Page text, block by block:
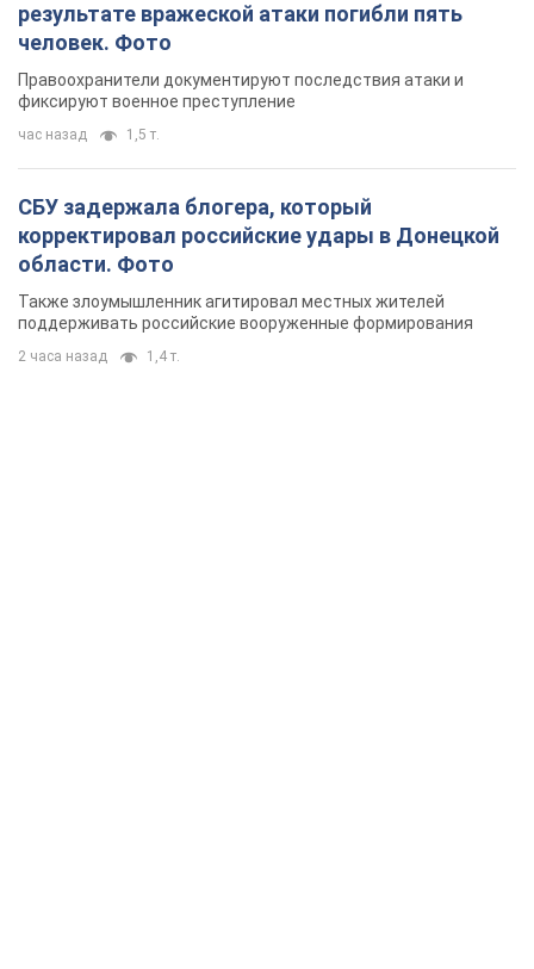
результате вражеской атаки погибли пять
человек. Фото
Правоохранители документируют последствия атаки и
фиксируют военное преступление
час назад 1,5 т.
СБУ задержала блогера, который
корректировал российские удары в Донецкой
области. Фото
Также злоумышленник агитировал местных жителей
поддерживать российские вооруженные формирования
2 часа назад 1,4 т.